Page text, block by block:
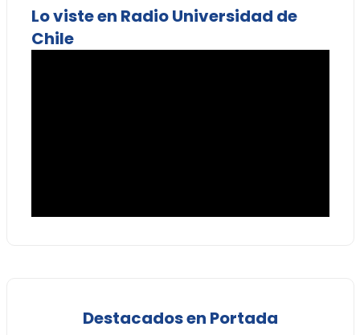
Lo viste en Radio Universidad de
Chile
Destacados en Portada